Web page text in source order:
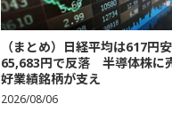
（まとめ）日経平均は617円
65,683円で反落 半導体株に
好業績銘柄が支え
2026/08/06